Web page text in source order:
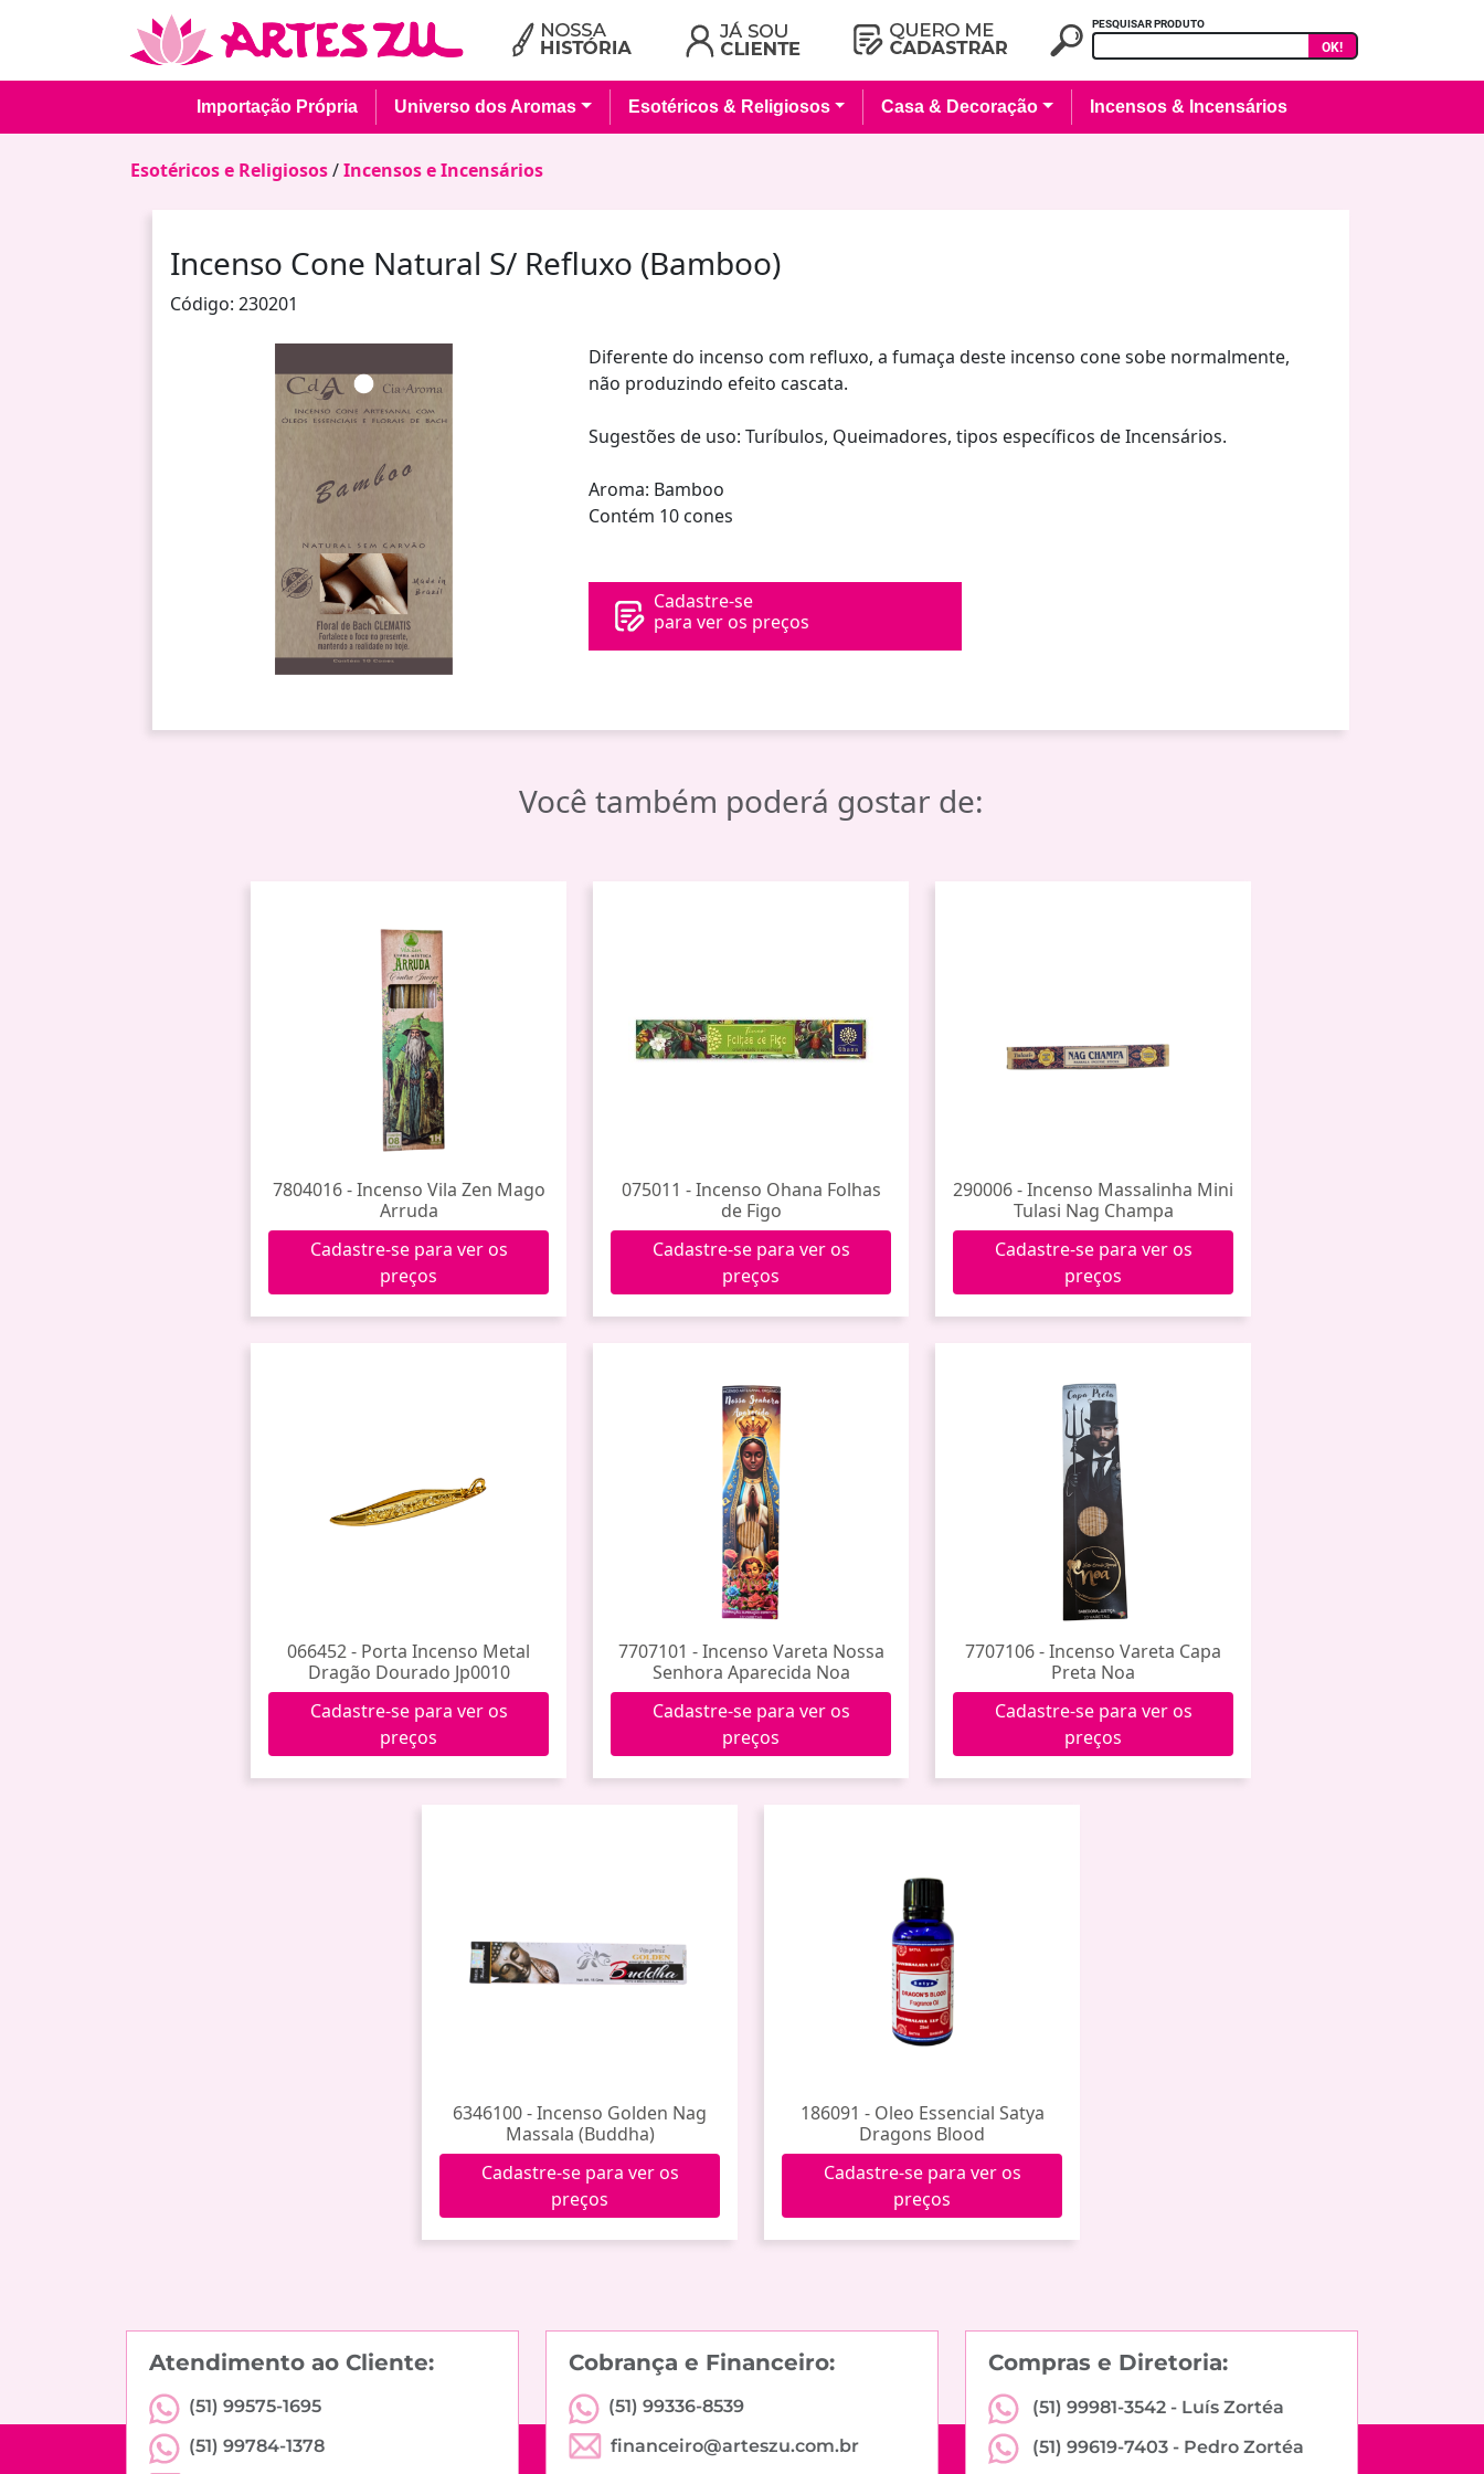
PESQUISAR PRODUTO
OK!
Importação Própria Universo dos Aromas Esotéricos & Religiosos Casa & Decoração Incensos & Incensários
Esotéricos e Religiosos/Incensos e Incensários
Incenso Cone Natural S/ Refluxo (Bamboo)
Código: 230201
Diferente do incenso com refluxo, a fumaça deste incenso cone sobe normalmente,
não produzindo efeito cascata.
Sugestões de uso: Turíbulos, Queimadores, tipos específicos de Incensários.
Aroma: Bamboo
Contém 10 cones
Cadastre-se
para ver os preços
Você também poderá gostar de:
7804016 - Incenso Vila Zen Mago
Arruda
Cadastre-se para ver os
preços
075011 - Incenso Ohana Folhas
de Figo
Cadastre-se para ver os
preços
290006 - Incenso Massalinha Mini
Tulasi Nag Champa
Cadastre-se para ver os
preços
066452 - Porta Incenso Metal
Dragão Dourado Jp0010
Cadastre-se para ver os
preços
7707101 - Incenso Vareta Nossa
Senhora Aparecida Noa
Cadastre-se para ver os
preços
7707106 - Incenso Vareta Capa
Preta Noa
Cadastre-se para ver os
preços
6346100 - Incenso Golden Nag
Massala (Buddha)
Cadastre-se para ver os
preços
186091 - Oleo Essencial Satya
Dragons Blood
Cadastre-se para ver os
preços
Atendimento ao Cliente:
(51) 99575-1695
(51) 99784-1378
Cobrança e Financeiro:
(51) 99336-8539
financeiro@arteszu.com.br
Compras e Diretoria:
(51) 99981-3542 - Luís Zortéa
(51) 99619-7403 - Pedro Zortéa